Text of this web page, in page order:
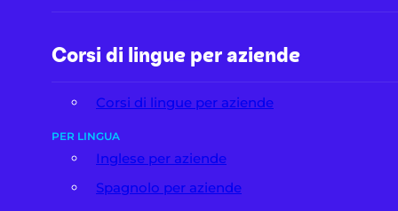
Corsi di lingue per aziende
Corsi di lingue per aziende
PER LINGUA
Inglese per aziende
Spagnolo per aziende